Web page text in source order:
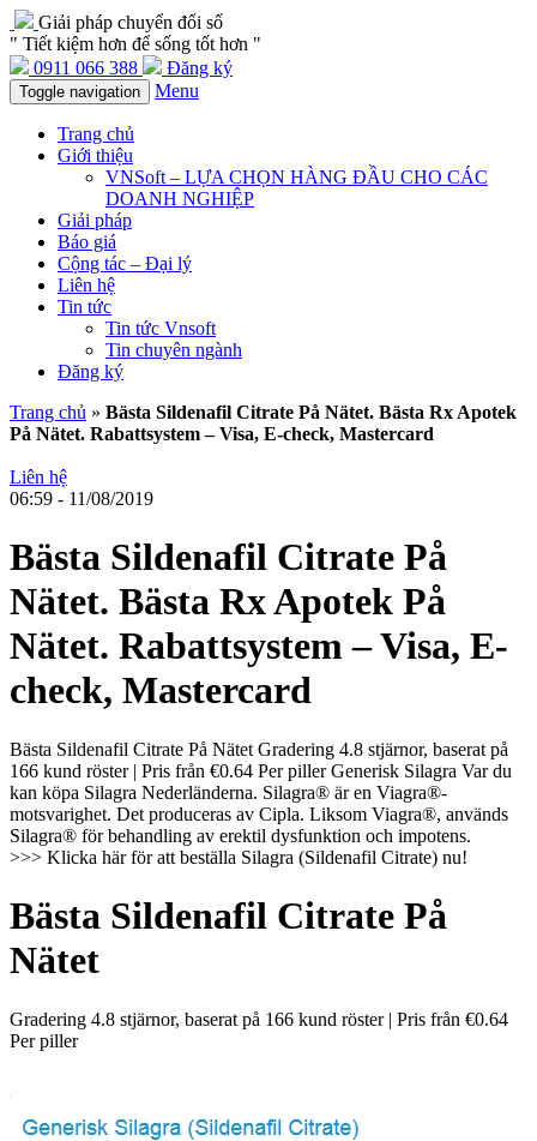
Giải pháp chuyển đổi số
" Tiết kiệm hơn để sống tốt hơn "
0911 066 388
Đăng ký
Toggle navigation Menu
Trang chủ
Giới thiệu
VNSoft – LỰA CHỌN HÀNG ĐẦU CHO CÁC
DOANH NGHIỆP
Giải pháp
Báo giá
Cộng tác – Đại lý
Liên hệ
Tin tức
Tin tức Vnsoft
Tin chuyên ngành
Đăng ký
Trang chủ » Bästa Sildenafil Citrate På Nätet. Bästa Rx Apotek
På Nätet. Rabattsystem – Visa, E-check, Mastercard
Liên hệ
06:59 - 11/08/2019
Bästa Sildenafil Citrate På
Nätet. Bästa Rx Apotek På
Nätet. Rabattsystem – Visa, E-
check, Mastercard
Bästa Sildenafil Citrate På Nätet Gradering 4.8 stjärnor, baserat på
166 kund röster | Pris från €0.64 Per piller Generisk Silagra Var du
kan köpa Silagra Nederländerna. Silagra® är en Viagra®-
motsvarighet. Det produceras av Cipla. Liksom Viagra®, används
Silagra® för behandling av erektil dysfunktion och impotens.
>>> Klicka här för att beställa Silagra (Sildenafil Citrate) nu!
Bästa Sildenafil Citrate På
Nätet
Gradering 4.8 stjärnor, baserat på 166 kund röster| Pris från €0.64
Per piller